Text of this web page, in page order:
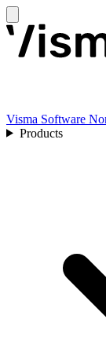
Visma Software
Products